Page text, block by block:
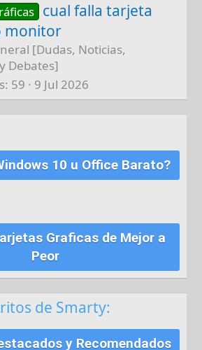
cual falla tarjeta
monitor
[Dudas, Noticias,
Debates]
59 9 Jul 2026
10 u Office Barato?
Graficas de Mejor a
Peor
de Smarty:
y Recomendados